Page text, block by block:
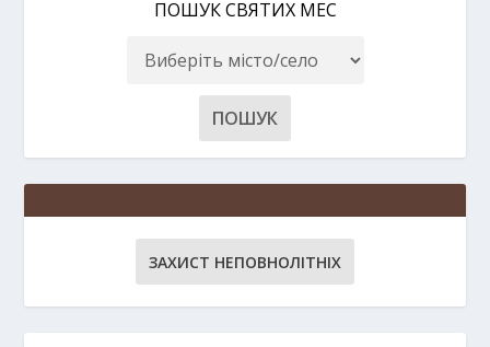
ПОШУК СВЯТИХ МЕС
ЗАХИСТ НЕПОВНОЛІТНІХ